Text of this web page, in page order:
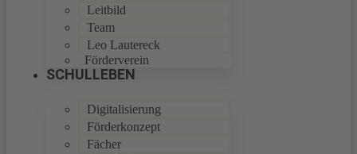
Leitbild
Team
Leo Lautereck
Förderverein
SCHULLEBEN
Digitalisierung
Förderkonzept
Fächer